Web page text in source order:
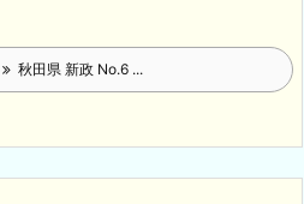
秋田県 新政 No.6 ...